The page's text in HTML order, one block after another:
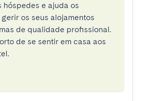
hóspedes e ajuda os
os seus alojamentos
de qualidade profissional.
de se sentir em casa aos